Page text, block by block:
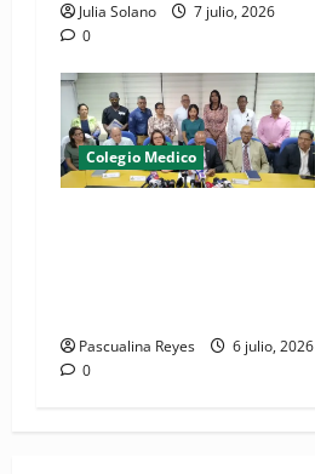
Julia Solano
7 julio, 2026
0
Colegio Medico
Pascualina Reyes
6 julio, 2026
0